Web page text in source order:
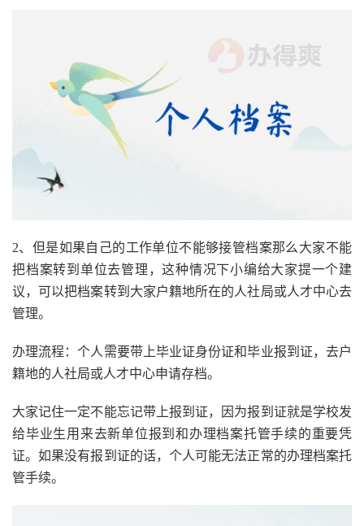
2、但是如果自己的工作单位不能够接管档案那么大家不能
把档案转到单位去管理，这种情况下小编给大家提一个建
议，可以把档案转到大家户籍地所在的人社局或人才中心去
管理。
办理流程：个人需要带上毕业证身份证和毕业报到证，去户
籍地的人社局或人才中心申请存档。
大家记住一定不能忘记带上报到证，因为报到证就是学校发
给毕业生用来去新单位报到和办理档案托管手续的重要凭
证。如果没有报到证的话，个人可能无法正常的办理档案托
管手续。